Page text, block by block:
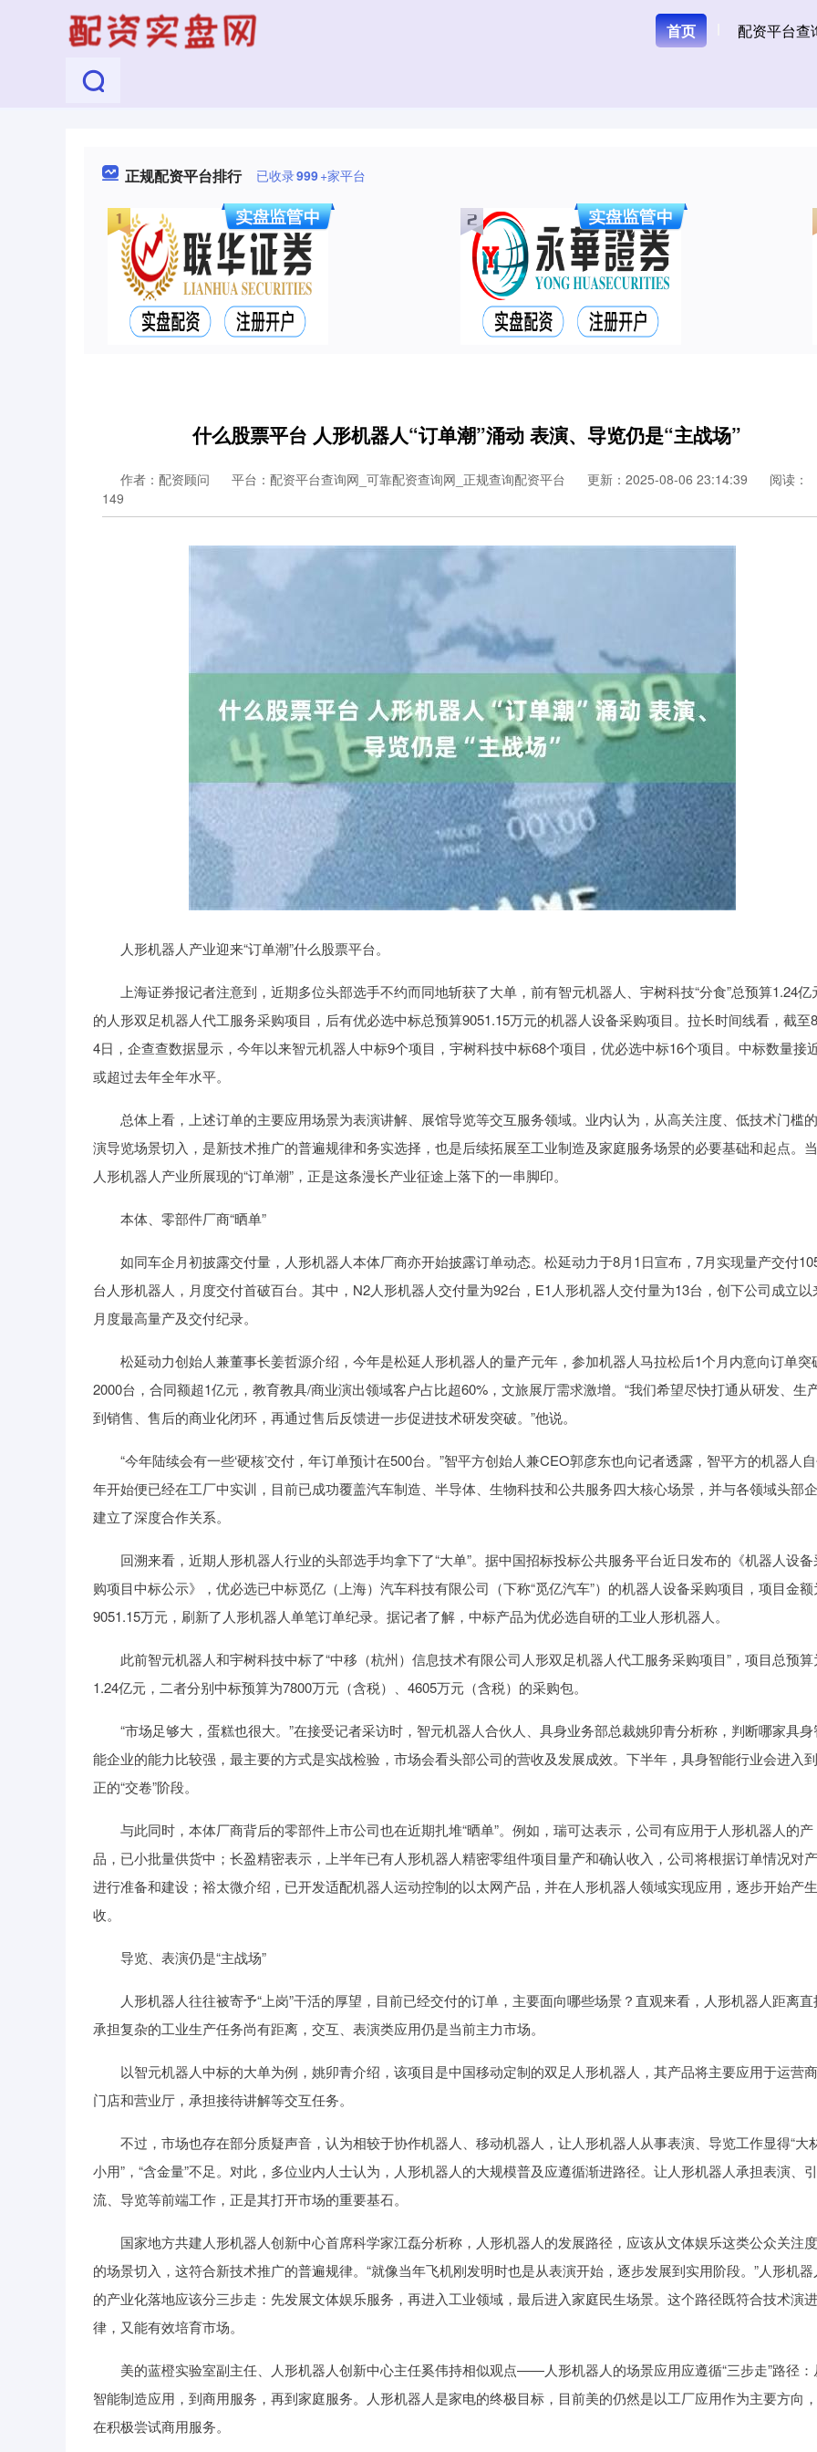
首页 配资平台查
正规配资平台排行 已收录999+家平台
什么股票平台 人形机器人“订单潮”涌动 表演、导览仍是“主战场”
作者：配资顾问 平台：配资平台查询网_可靠配资查询网_正规查询配资平台 更新：2025-08-06 23:14:39
阅读：
149
人形机器人产业迎来“订单潮”什么股票平台。
上海证券报记者注意到，近期多位头部选手不约而同地斩获了大单，前有智元机器人、宇树科技“分食”总预算1.24亿
的人形双足机器人代工服务采购项目，后有优必选中标总预算9051.15万元的机器人设备采购项目。拉长时间线看，截至
4日，企查查数据显示，今年以来智元机器人中标9个项目，宇树科技中标68个项目，优必选中标16个项目。中标数量接
或超过去年全年水平。
总体上看，上述订单的主要应用场景为表演讲解、展馆导览等交互服务领域。业内认为，从高关注度、低技术门槛
演导览场景切入，是新技术推广的普遍规律和务实选择，也是后续拓展至工业制造及家庭服务场景的必要基础和起点。
人形机器人产业所展现的“订单潮”，正是这条漫长产业征途上落下的一串脚印。
本体、零部件厂商“晒单”
如同车企月初披露交付量，人形机器人本体厂商亦开始披露订单动态。松延动力于8月1日宣布，7月实现量产交付
台人形机器人，月度交付首破百台。其中，N2人形机器人交付量为92台，E1人形机器人交付量为13台，创下公司成立以
月度最高量产及交付纪录。
松延动力创始人兼董事长姜哲源介绍，今年是松延人形机器人的量产元年，参加机器人马拉松后1个月内意向订单突
2000台，合同额超1亿元，教育教具/商业演出领域客户占比超60%，文旅展厅需求激增。“我们希望尽快打通从研发、生
到销售、售后的商业化闭环，再通过售后反馈进一步促进技术研发突破。”他说。
“今年陆续会有一些‘硬核’交付，年订单预计在500台。”智平方创始人兼CEO郭彦东也向记者透露，智平方的机器人
年开始便已经在工厂中实训，目前已成功覆盖汽车制造、半导体、生物科技和公共服务四大核心场景，并与各领域头部
建立了深度合作关系。
回溯来看，近期人形机器人行业的头部选手均拿下了“大单”。据中国招标投标公共服务平台近日发布的《机器人设备
购项目中标公示》，优必选已中标觅亿（上海）汽车科技有限公司（下称“觅亿汽车”）的机器人设备采购项目，项目金额
9051.15万元，刷新了人形机器人单笔订单纪录。据记者了解，中标产品为优必选自研的工业人形机器人。
此前智元机器人和宇树科技中标了“中移（杭州）信息技术有限公司人形双足机器人代工服务采购项目”，项目总预算
1.24亿元，二者分别中标预算为7800万元（含税）、4605万元（含税）的采购包。
“市场足够大，蛋糕也很大。”在接受记者采访时，智元机器人合伙人、具身业务部总裁姚卯青分析称，判断哪家具身
能企业的能力比较强，最主要的方式是实战检验，市场会看头部公司的营收及发展成效。下半年，具身智能行业会进入
正的“交卷”阶段。
与此同时，本体厂商背后的零部件上市公司也在近期扎堆“晒单”。例如，瑞可达表示，公司有应用于人形机器人的产
品，已小批量供货中；长盈精密表示，上半年已有人形机器人精密零组件项目量产和确认收入，公司将根据订单情况对
进行准备和建设；裕太微介绍，已开发适配机器人运动控制的以太网产品，并在人形机器人领域实现应用，逐步开始产
收。
导览、表演仍是“主战场”
人形机器人往往被寄予“上岗”干活的厚望，目前已经交付的订单，主要面向哪些场景？直观来看，人形机器人距离直
承担复杂的工业生产任务尚有距离，交互、表演类应用仍是当前主力市场。
以智元机器人中标的大单为例，姚卯青介绍，该项目是中国移动定制的双足人形机器人，其产品将主要应用于运营
门店和营业厅，承担接待讲解等交互任务。
不过，市场也存在部分质疑声音，认为相较于协作机器人、移动机器人，让人形机器人从事表演、导览工作显得“大
小用”，“含金量”不足。对此，多位业内人士认为，人形机器人的大规模普及应遵循渐进路径。让人形机器人承担表演、引
流、导览等前端工作，正是其打开市场的重要基石。
国家地方共建人形机器人创新中心首席科学家江磊分析称，人形机器人的发展路径，应该从文体娱乐这类公众关注
的场景切入，这符合新技术推广的普遍规律。“就像当年飞机刚发明时也是从表演开始，逐步发展到实用阶段。”人形机器
的产业化落地应该分三步走：先发展文体娱乐服务，再进入工业领域，最后进入家庭民生场景。这个路径既符合技术演
律，又能有效培育市场。
美的蓝橙实验室副主任、人形机器人创新中心主任奚伟持相似观点——人形机器人的场景应用应遵循“三步走”路径：
智能制造应用，到商用服务，再到家庭服务。人形机器人是家电的终极目标，目前美的仍然是以工厂应用作为主要方向
在积极尝试商用服务。